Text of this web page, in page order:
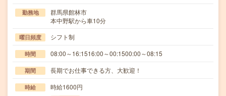
勤務地
群馬県館林市
本中野駅から車10分
曜日頻度 シフト制
時間 08:00～16:1516:00～00:1500:00～08:15
期間 長期でお仕事できる方、大歓迎！
時給 時給1600円